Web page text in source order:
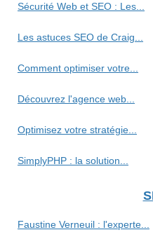
Sécurité Web et SEO : Les...
Les astuces SEO de Craig...
Comment optimiser votre...
Découvrez l'agence web...
Optimisez votre stratégie...
SimplyPHP : la solution...
Faustine Verneuil : l'experte...